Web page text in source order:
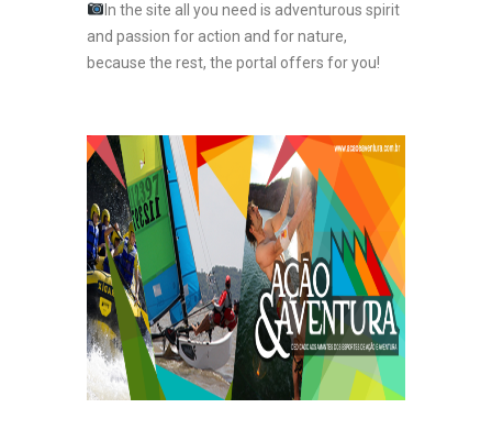
In the site all you need is adventurous spirit
and passion for action and for nature,
because the rest, the portal offers for you!